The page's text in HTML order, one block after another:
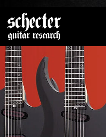
Zeige besser
Diese Meldung